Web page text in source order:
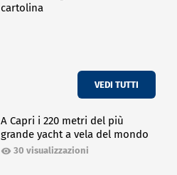
cartolina
VEDI TUTTI
A Capri i 220 metri del più
grande yacht a vela del mondo
30 visualizzazioni